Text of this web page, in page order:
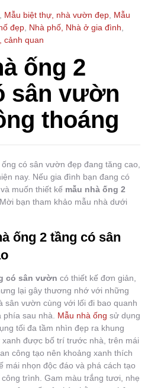
Mẫu biệt thự, nhà vườn đẹp Mẫu
đẹp Nhà phố, Nhà ở gia đình
cảnh quan
ống 2
sân vườn
thoáng
có sân vườn đẹp đang tăng cao,
nay. Nếu gia đình bạn đang có
muốn thiết kế mẫu nhà ống 2
. Mời bạn tham khảo mẫu nhà dưới
ống 2 tầng có sân
có sân vườn có thiết kế đơn giản,
lại gây thương nhớ với những
sân vườn cùng với lối đi bao quanh
sau nhà. Mẫu nhà ống sử dụng
tối đa tầm nhìn đẹp ra khung
xanh được bố trí trước nhà, trên mái
công tạo nên khoảng xanh thích
mái nhọn độc đáo và phá cách tạo
trình. Gam màu trắng tươi, nhẹ